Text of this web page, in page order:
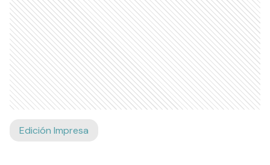
Edición Impresa